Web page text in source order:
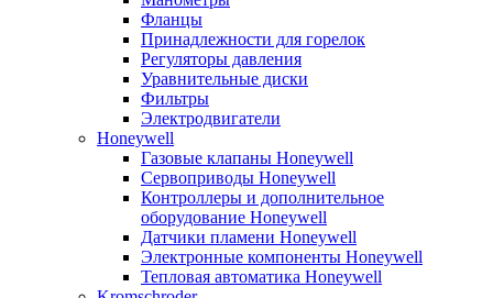
Фланцы
Принадлежности для горелок
Регуляторы давления
Уравнительные диски
Фильтры
Электродвигатели
Honeywell
Газовые клапаны Honeywell
Сервоприводы Honeywell
Контроллеры и дополнительное
оборудование Honeywell
Датчики пламени Honeywell
Электронные компоненты Honeywell
Тепловая автоматика Honeywell